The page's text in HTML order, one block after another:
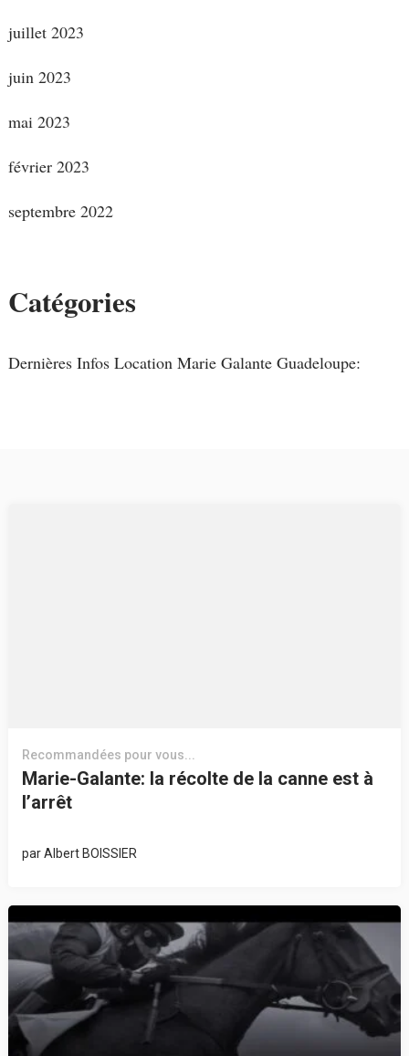
juillet 2023
juin 2023
mai 2023
février 2023
septembre 2022
Catégories
Dernières Infos Location Marie Galante Guadeloupe:
Recommandées pour vous...
Marie-Galante: la récolte de la canne est à
l’arrêt
parAlbert BOISSIER